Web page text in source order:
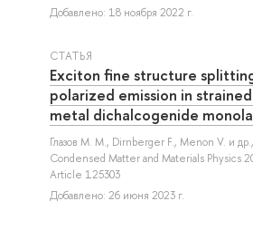
Добавлено: 18 ноября 2022 г.
СТАТЬЯ
Exciton fine structure
polarized emission in
metal dichalcogenide
Глазов М. М., Dirnberger F., Menon V. и др.
Condensed Matter and Materials Physics
Article 125303
Добавлено: 26 июня 2023 г.